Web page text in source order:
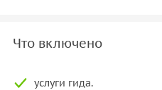
Что включено
услуги гида.